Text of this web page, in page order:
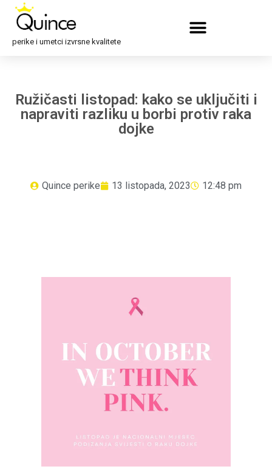
perike i umetci izvrsne kvalitete
Ružičasti listopad: kako se uključiti i
napraviti razliku u borbi protiv raka
dojke
Quince perike 13 listopada, 2023 12:48 pm